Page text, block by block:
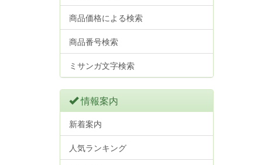
商品価格による検索
商品番号検索
ミサンガ文字検索
情報案内
新着案内
人気ランキング